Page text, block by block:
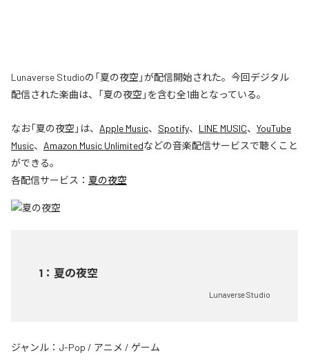
Lunaverse Studioの「夏の夜空」が配信開始された。今回デジタル
配信された楽曲は、「夏の夜空」を含む全1曲となっている。
なお「夏の夜空 」は、 Apple Music、 Spotify、 LINE MUSIC、 YouTube
Music、 Amazon Music Unlimitedなどの音楽配信サービスで聴くこと
ができる。
各配信サービス： 夏の夜空
1 ： 夏の夜空
Lunaverse Studio
ジャンル： J-Pop / アニメ / ゲーム